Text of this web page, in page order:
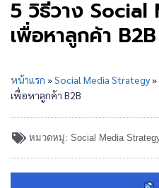
5 วิธีวาง
เพื่อหาลูกค้า B2B
หน้าแรก »Social Media Strategy»
เพื่อหาลูกค้า B2B
หมวดหมู่: Social Media